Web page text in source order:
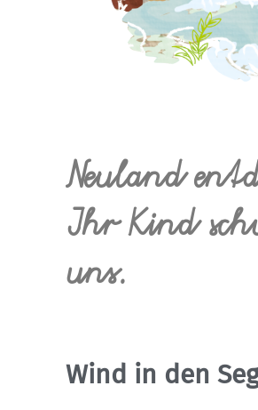
Neuland
Ihr Kind
uns.
Wind in den